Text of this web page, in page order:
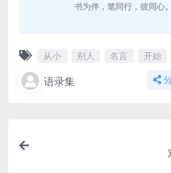
书为伴，笔同行，彼同心
从小 别人 名言 开始
语录集